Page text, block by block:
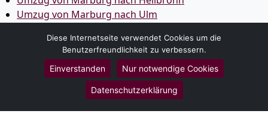
Umzug von Marburg nach Ulm
Umzug von Marburg nach Wolfsburg
Umzug von Marburg nach Bottrop
Umzug von Marburg nach Göttingen
Umzug von Marburg nach Reutlingen
Umzug von Marburg nach Bremer­haven
Umzug von Marburg nach Koblenz
Diese Internetseite verwendet Cookies um die
Benutzerfreundlichkeit zu verbessern.
Einverstanden Nur notwendige Cookies
Datenschutzerklärung